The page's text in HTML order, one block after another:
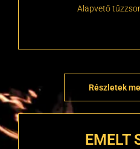
Alapvető
Részletek
EMELT